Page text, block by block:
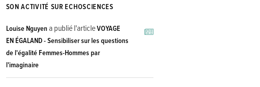
SON ACTIVITÉ SUR ECHOSCIENCES
Louise Nguyen a publié l'articleVOYAGE
EN ÉGALAND - Sensibiliser sur les questions
de l'égalité Femmes-Hommes par
l'imaginaire